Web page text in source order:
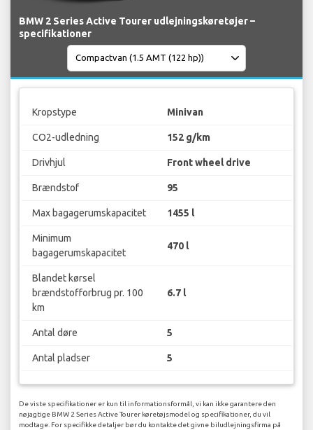
BMW 2 Series Active Tourer udlejningskøretøjer –
specifikationer
Kropstype Minivan
CO2-udledning 152 g/km
Drivhjul Front wheel drive
Brændstof 95
Max bagagerumskapacitet 1455 l
Minimum
bagagerumskapacitet
470 l
Blandet kørsel
brændstofforbrug pr. 100
km
6.7 l
Antal døre 5
Antal pladser 5
De viste specifikationer er kun til informationsformål, vi kan ikke garantere den
nøjagtige BMW 2 Series Active Tourer køretøjsmodel og specifikationer, du vil
modtage. For specifikke detaljer bør du kontakte det givne biludlejningsfirma på